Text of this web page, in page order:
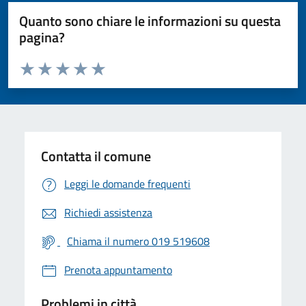
Quanto sono chiare le informazioni su questa
pagina?
Valuta da 1 a 5 stelle la pagina
Valuta 5 stelle su 5
Valuta 4 stelle su 5
Valuta 3 stelle su 5
Valuta 2 stelle su 5
Valuta 1 stelle su 5
Contatta il comune
Leggi le domande frequenti
Richiedi assistenza
Chiama il numero 019 519608
Prenota appuntamento